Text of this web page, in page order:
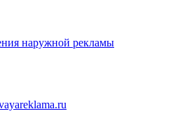
наружной рекламы